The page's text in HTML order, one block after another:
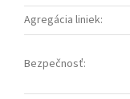
Agregácia liniek:
Bezpečnosť: